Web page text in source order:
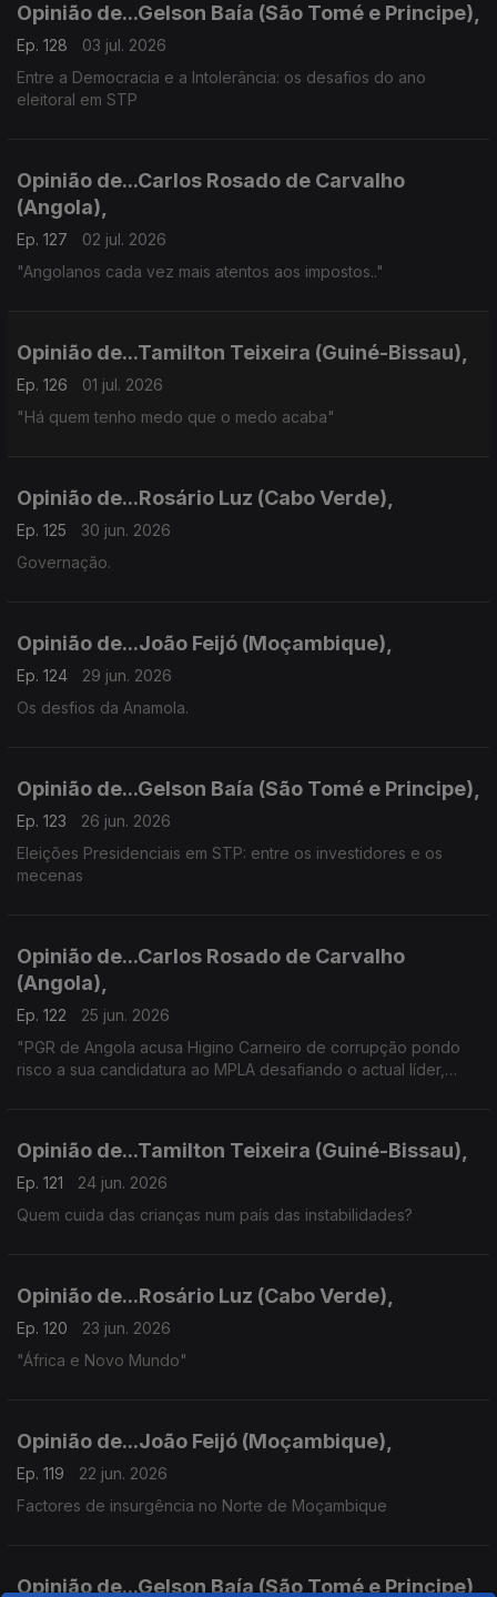
Opinião de...Gelson Baía (São Tomé e Principe),
Ep. 128
03 jul. 2026
Entre a Democracia e a Intolerância: os desafios do ano
eleitoral em STP
Opinião de...Carlos Rosado de Carvalho
(Angola),
Ep. 127
02 jul. 2026
"Angolanos cada vez mais atentos aos impostos.."
Opinião de...Tamilton Teixeira (Guiné-Bissau),
Ep. 126
01 jul. 2026
"Há quem tenho medo que o medo acaba"
Opinião de...Rosário Luz (Cabo Verde),
Ep. 125
30 jun. 2026
Governação.
Opinião de...João Feijó (Moçambique),
Ep. 124
29 jun. 2026
Os desfios da Anamola.
Opinião de...Gelson Baía (São Tomé e Principe),
Ep. 123
26 jun. 2026
Eleições Presidenciais em STP: entre os investidores e os
mecenas
Opinião de...Carlos Rosado de Carvalho
(Angola),
Ep. 122
25 jun. 2026
"PGR de Angola acusa Higino Carneiro de corrupção pondo
risco a sua candidatura ao MPLA desafiando o actual líder,
Opinião de...Tamilton Teixeira (Guiné-Bissau),
Ep. 121
24 jun. 2026
Quem cuida das crianças num país das instabilidades?
Opinião de...Rosário Luz (Cabo Verde),
Ep. 120
23 jun. 2026
"África e Novo Mundo"
Opinião de...João Feijó (Moçambique),
Ep. 119
22 jun. 2026
Factores de insurgência no Norte de Moçambique
Opinião de...Gelson Baía (São Tomé e Principe),